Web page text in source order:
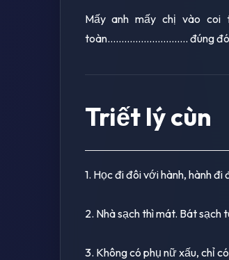
Mấy anh mấy chị vào
toàn............................. đúng đó
Triết lý cùn
1. Học đi đôi với hành, hành đi
2. Nhà sạch thì mát. Bát
3. Không có phụ nữ xấu, chỉ